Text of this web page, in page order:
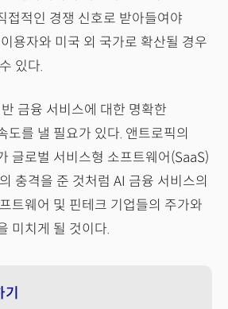
접적인 경쟁 신호로 받아들여야
용자와 미국 외 국가로 확산될 경우
있다.
금융 서비스에 대한 명확한
도를 낼 필요가 있다. 앤트로픽의
글로벌 서비스형 소프트웨어(SaaS)
충격을 준 것처럼 AI 금융 서비스의
트웨어 및 핀테크 기업들의 주가와
미치게 될 것이다.